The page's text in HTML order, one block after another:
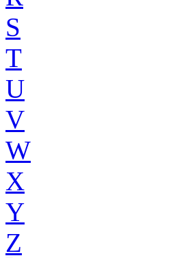
S
T
U
V
W
X
Y
Z